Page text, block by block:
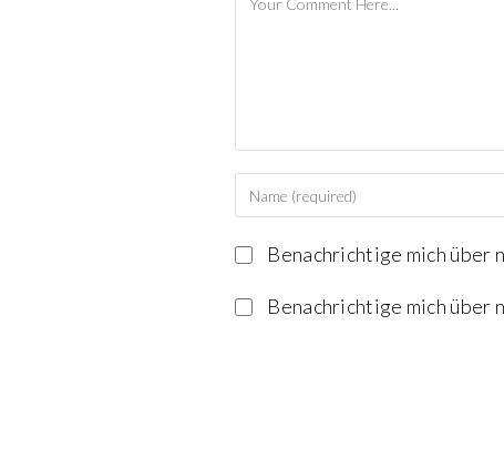
Benachrichtige mich über
Benachrichtige mich über